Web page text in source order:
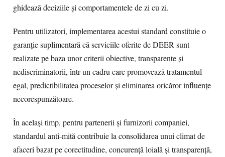
ghidează deciziile și comportamentele de zi cu zi.
Pentru utilizatori, implementarea acestui standard constituie o
garanție suplimentară că serviciile oferite de DEER sunt
realizate pe baza unor criterii obiective, transparente și
nediscriminatorii, într-un cadru care promovează tratamentul
egal, predictibilitatea proceselor și eliminarea oricăror influențe
necorespunzătoare.
În același timp, pentru partenerii și furnizorii companiei,
standardul anti-mită contribuie la consolidarea unui climat de
afaceri bazat pe corectitudine, concurență loială și transparență,